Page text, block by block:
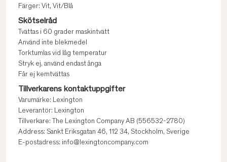
Färger: Vit, Vit/Blå
Skötselråd
Tvättas i 60 grader maskintvätt
Använd inte blekmedel
Torktumlas vid låg temperatur
Stryk ej, använd endast ånga
Får ej kemtvättas
Tillverkarens kontaktuppgifter
Varumärke: Lexington
Leverantör: Lexington
Tillverkare: The Lexington Company AB (556532-2780)
Address: Sankt Eriksgatan 46, 112 34, Stockholm, Sverige
E-postadress: info@lexingtoncompany.com